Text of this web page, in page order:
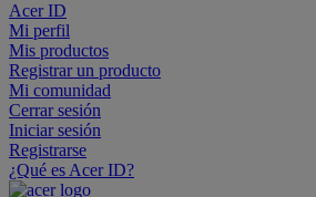
Acer ID
Mi perfil
Mis productos
Registrar un producto
Mi comunidad
Cerrar sesión
Iniciar sesión
Registrarse
¿Qué es Acer ID?